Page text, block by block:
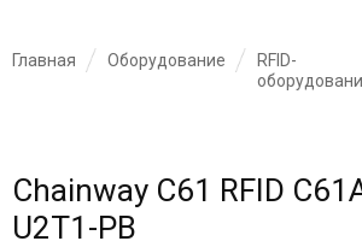
Главная Оборудование
RFID-
Chainway C61 RFID
U2T1-PB